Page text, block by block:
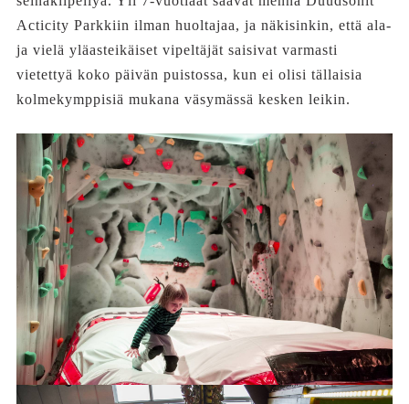
Acticity Parkkiin ilman huoltajaa, ja näkisinkin, että ala-
ja vielä yläasteikäiset vipeltäjät saisivat varmasti
vietettyä koko päivän puistossa, kun ei olisi tällaisia
kolmekymppisiä mukana väsymässä kesken leikin.